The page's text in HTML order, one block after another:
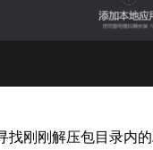
刚刚解压包目录内的